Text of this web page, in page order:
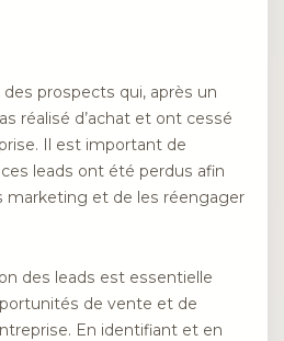
prospects qui, après un
réalisé d’achat et ont cessé
Il est important de
leads ont été perdus afin
marketing et de les réengager
des leads est essentielle
de vente et de
En identifiant et en